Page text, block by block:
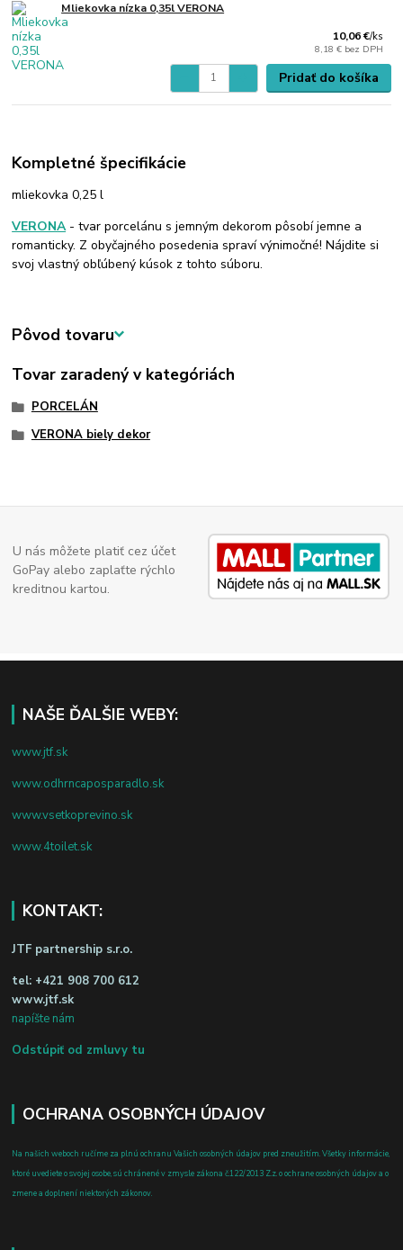
Mliekovka nízka 0,35l VERONA
10,06 €/ks
8,18 € bez DPH
Pridať do košíka
Kompletné špecifikácie
mliekovka 0,25 l
VERONA- tvar porcelánu s jemným dekorom pôsobí jemne a
romanticky. Z obyčajného posedenia spraví výnimočné! Nájdite si
svoj vlastný obľúbený kúsok z tohto súboru.
Pôvod tovaru
Tovar zaradený v kategóriách
PORCELÁN
VERONA biely dekor
U nás môžete platiť cez účet
GoPay alebo zaplaťte rýchlo
kreditnou kartou.
NAŠE ĎALŠIE WEBY:
www.jtf.sk
www.odhrncaposparadlo.sk
www.vsetkoprevino.sk
www.4toilet.sk
KONTAKT:
JTF partnership s.r.o.
tel: +421 908 700 612
www.jtf.sk
napíšte nám
Odstúpiť od zmluvy tu
OCHRANA OSOBNÝCH ÚDAJOV
Na našich weboch ručíme za plnú ochranu Vašich osobných údajov pred zneužitím. Všetky informácie,
ktoré uvediete o svojej osobe, sú chránené v zmysle zákona č.122/2013 Z.z. o ochrane osobných údajov a o
zmene a doplnení niektorých zákonov.